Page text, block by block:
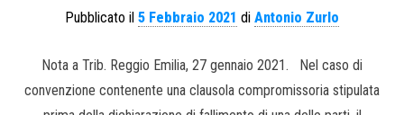
Pubblicato il 5 Febbraio 2021 di Antonio Zurlo
Nota a Trib. Reggio Emilia, 27 gennaio 2021. Nel caso di
convenzione contenente una clausola compromissoria stipulata